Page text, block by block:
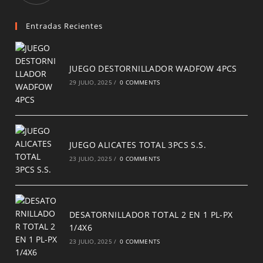
Entradas Recientes
JUEGO DESTORNILLADOR WADFOW 4PCS
29 JULIO, 2025 / 0 COMMENTS
JUEGO ALICATES TOTAL 3PCS S.S.
23 JULIO, 2025 / 0 COMMENTS
DESATORNILLADOR TOTAL 2 EN 1 PL-PX
1/4X6
23 JULIO, 2025 / 0 COMMENTS